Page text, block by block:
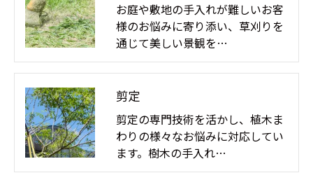
お庭や敷地の手入れが難しいお客
様のお悩みに寄り添い、草刈りを
通じて美しい景観を…
剪定
剪定の専門技術を活かし、植木ま
わりの様々なお悩みに対応してい
ます。樹木の手入れ…